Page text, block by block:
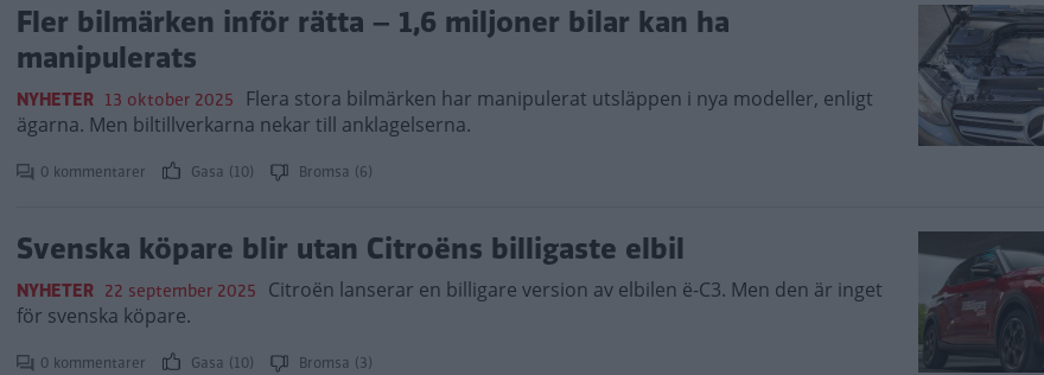
Fler bilmärken inför rätta – 1,6 miljoner bilar kan ha
manipulerats
NYHETER 13 oktober 2025 Flera stora bilmärken har manipulerat utsläppen i nya modeller, enligt
ägarna. Men biltillverkarna nekar till anklagelserna.
0 kommentarer Gasa (10) Bromsa (6)
Svenska köpare blir utan Citroëns billigaste elbil
NYHETER 22 september 2025 Citroën lanserar en billigare version av elbilen ë-C3. Men den är inget
för svenska köpare.
0 kommentarer Gasa (10) Bromsa (3)